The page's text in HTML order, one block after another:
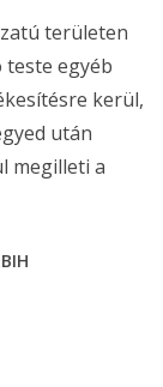
területen
egyéb
kerül,
után
megilleti a